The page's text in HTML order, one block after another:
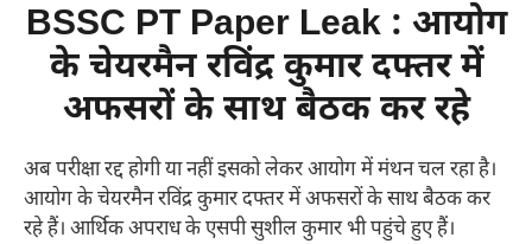
BSSC PT Paper Leak: आयोग
के चेयरमैन रविंद्र कुमार दफ्तर में
अफसरों के साथ बैठक कर रहे
अब परीक्षा रद्द होगी या नहीं इसको लेकर आयोग में मंथन चल रहा है।
आयोग के चेयरमैन रविंद्र कुमार दफ्तर में अफसरों के साथ बैठक कर
रहे हैं। आर्थिक अपराध के एसपी सुशील कुमार भी पहुंचे हुए हैं।